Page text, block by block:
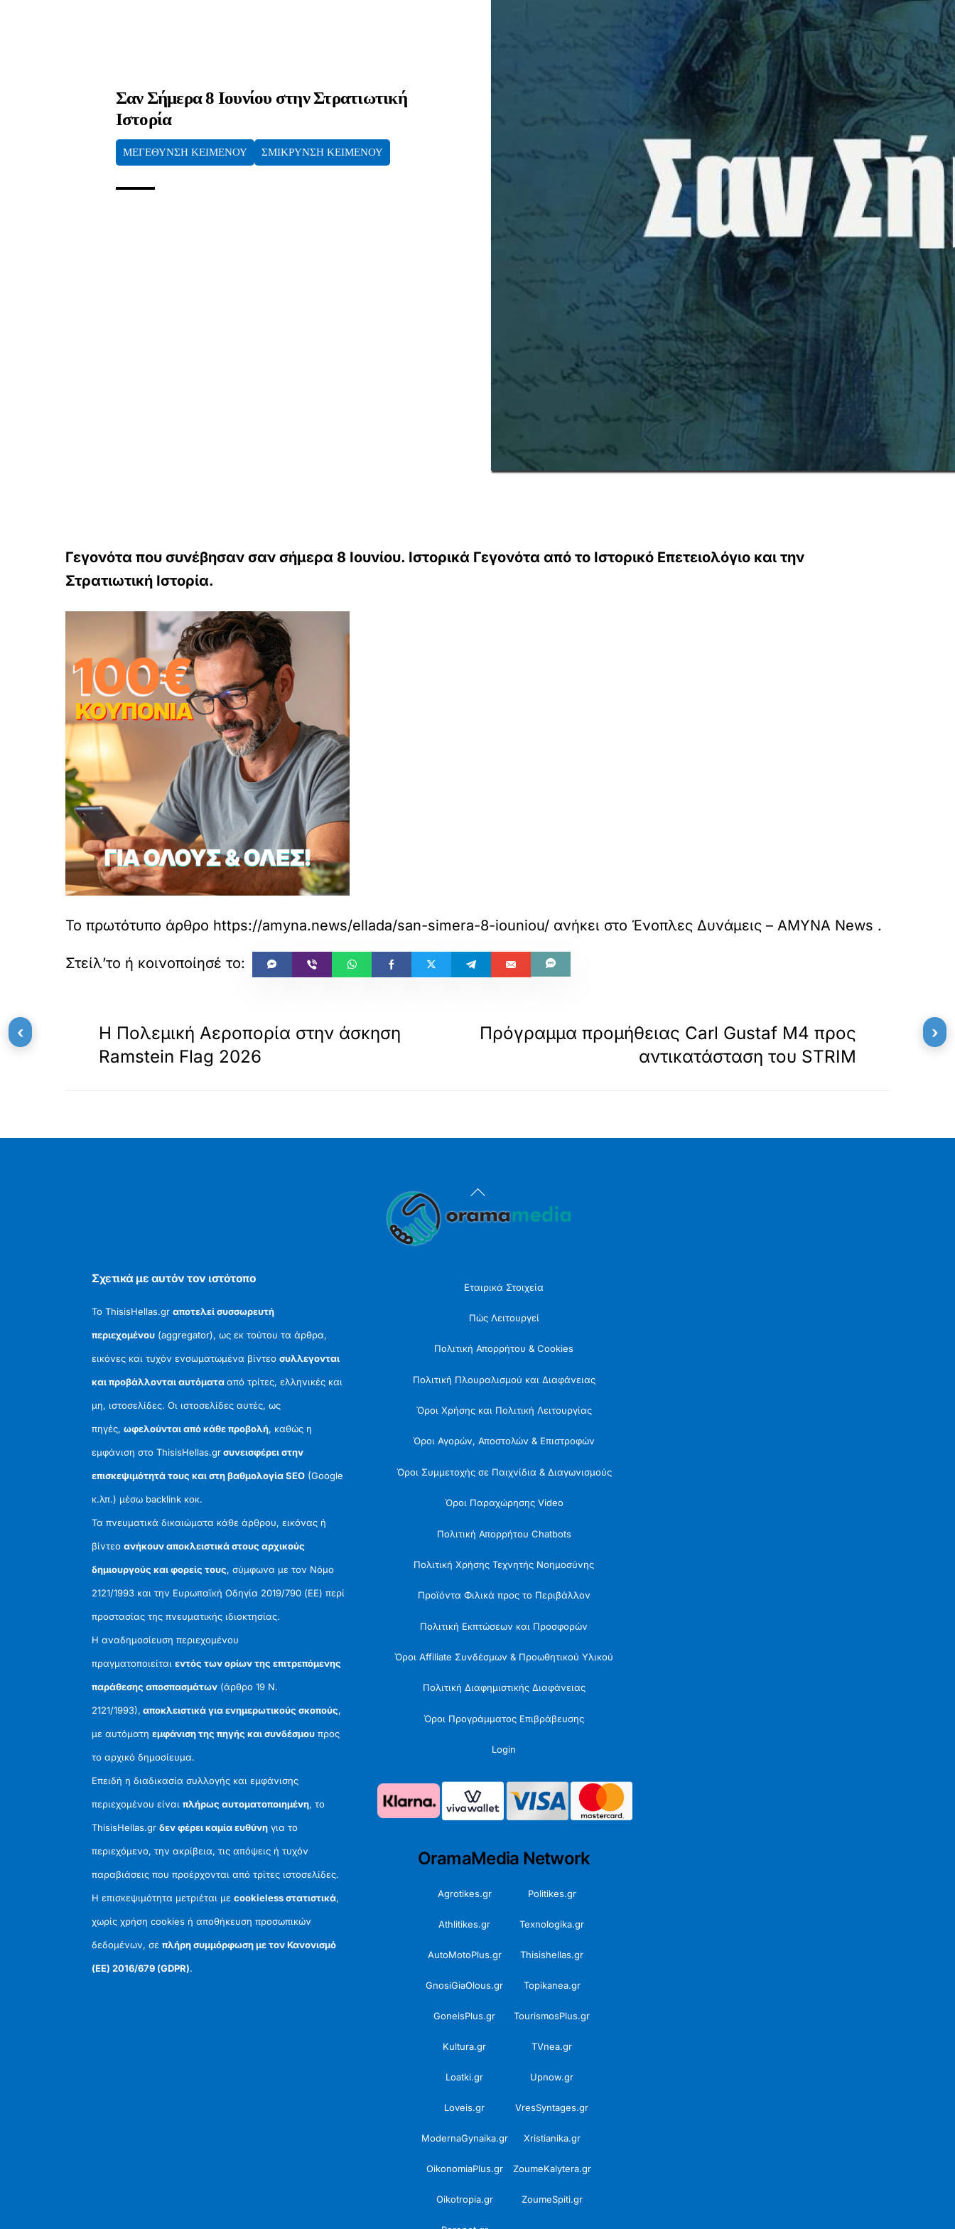
Σαν Σήμερα 8 Ιουνίου στην Στρατιωτική
Ιστορία
ΜΕΓΕΘΥΝΣΗ ΚΕΙΜΕΝΟΥ ΣΜΙΚΡΥΝΣΗ ΚΕΙΜΕΝΟΥ
Γεγονότα που συνέβησαν σαν σήμερα 8 Ιουνίου. Ιστορικά Γεγονότα από το Ιστορικό Επετειολόγιο και την
Στρατιωτική Ιστορία.
Το πρωτότυπο άρθρο https://amyna.news/ellada/san-simera-8-iouniou/ ανήκει στο Ένοπλες Δυνάμεις – ΑΜΥΝΑ News .
Η Πολεμική Αεροπορία στην άσκηση
Ramstein Flag 2026
Πρόγραμμα προμήθειας Carl Gustaf M4 προς
αντικατάσταση του STRIM
Back
To
Σχετικά με αυτόν τον ιστότοπο
Το ThisisHellas.grαποτελεί συσσωρευτή
περιεχομένου (aggregator), ως εκ τούτου τα άρθρα,
εικόνες και τυχόν ενσωματωμένα βίντεοσυλλεγονται
και προβάλλονται αυτόματααπό τρίτες, ελληνικές και
μη, ιστοσελίδες. Οι ιστοσελίδες αυτές, ως
πηγές,ωφελούνται από κάθε προβολή, καθώς η
εμφάνιση στο ThisisHellas.grσυνεισφέρει στην
επισκεψιμότητά τους και στη βαθμολογία SEO (Google
κ.λπ.) μέσω backlink κοκ.
Τα πνευματικά δικαιώματα κάθε άρθρου, εικόνας ή
βίντεοανήκουν αποκλειστικά στους αρχικούς
δημιουργούς και φορείς τους, σύμφωνα με τον Νόμο
2121/1993 και την Ευρωπαϊκή Οδηγία 2019/790 (ΕΕ) περί
προστασίας της πνευματικής ιδιοκτησίας.
Η αναδημοσίευση περιεχομένου
πραγματοποιείταιεντός των ορίων της επιτρεπόμενης
παράθεσης αποσπασμάτων (άρθρο 19 Ν.
2121/1993), αποκλειστικά για ενημερωτικούς σκοπούς,
με αυτόματηεμφάνιση της πηγής και συνδέσμου προς
το αρχικό δημοσίευμα.
Επειδή η διαδικασία συλλογής και εμφάνισης
περιεχομένου είναιπλήρως αυτοματοποιημένη, το
ThisisHellas.grδεν φέρει καμία ευθύνη για το
περιεχόμενο, την ακρίβεια, τις απόψεις ή τυχόν
παραβιάσεις που προέρχονται από τρίτες ιστοσελίδες.
Η επισκεψιμότητα μετριέται μεcookieless στατιστικά,
χωρίς χρήση cookies ή αποθήκευση προσωπικών
δεδομένων, σεπλήρη συμμόρφωση με τον Κανονισμό
(ΕΕ) 2016/679 (GDPR).
Εταιρικά Στοιχεία
Πώς Λειτουργεί
Πολιτική Απορρήτου & Cookies
Πολιτική Πλουραλισμού και Διαφάνειας
Όροι Χρήσης και Πολιτική Λειτουργίας
Όροι Αγορών, Αποστολών & Επιστροφών
Όροι Συμμετοχής σε Παιχνίδια & Διαγωνισμούς
Όροι Παραχώρησης Video
Πολιτική Απορρήτου Chatbots
Πολιτική Χρήσης Τεχνητής Νοημοσύνης
Προϊόντα Φιλικά προς το Περιβάλλον
Πολιτική Εκπτώσεων και Προσφορών
Όροι Affiliate Συνδέσμων & Προωθητικού Υλικού
Πολιτική Διαφημιστικής Διαφάνειας
Όροι Προγράμματος Επιβράβευσης
Login
OramaMedia Network
Agrotikes.gr Politikes.gr
Athlitikes.gr Texnologika.gr
AutoMotoPlus.gr Thisishellas.gr
GnosiGiaOlous.gr Topikanea.gr
GoneisPlus.gr TourismosPlus.gr
Kultura.gr TVnea.gr
Loatki.gr Upnow.gr
Loveis.gr VresSyntages.gr
ModernaGynaika.gr Xristianika.gr
OikonomiaPlus.gr ZoumeKalytera.gr
Oikotropia.gr ZoumeSpiti.gr
‹ ›